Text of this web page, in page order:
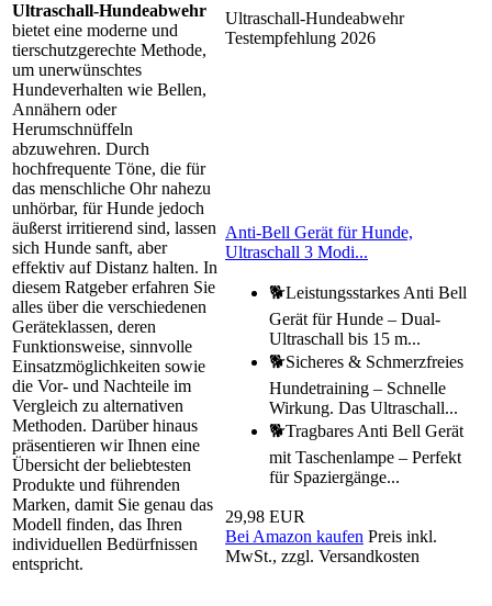
Ultraschall-Hundeabwehr
bietet eine moderne und
tierschutzgerechte Methode,
um unerwünschtes
Hundeverhalten wie Bellen,
Annähern oder
Herumschnüffeln
abzuwehren. Durch
hochfrequente Töne, die für
das menschliche Ohr nahezu
unhörbar, für Hunde jedoch
äußerst irritierend sind, lassen
sich Hunde sanft, aber
effektiv auf Distanz halten. In
diesem Ratgeber erfahren Sie
alles über die verschiedenen
Geräteklassen, deren
Funktionsweise, sinnvolle
Einsatzmöglichkeiten sowie
die Vor- und Nachteile im
Vergleich zu alternativen
Methoden. Darüber hinaus
präsentieren wir Ihnen eine
Übersicht der beliebtesten
Produkte und führenden
Marken, damit Sie genau das
Modell finden, das Ihren
individuellen Bedürfnissen
entspricht.
Ultraschall-Hundeabwehr
Testempfehlung 2026
Anti-Bell Gerät für Hunde,
Ultraschall 3 Modi...
🐕Leistungsstarkes Anti Bell
Gerät für Hunde – Dual-
Ultraschall bis 15 m...
🐕Sicheres & Schmerzfreies
Hundetraining – Schnelle
Wirkung. Das Ultraschall...
🐕Tragbares Anti Bell Gerät
mit Taschenlampe – Perfekt
für Spaziergänge...
29,98 EUR
Bei Amazon kaufen Preis inkl.
MwSt., zzgl. Versandkosten